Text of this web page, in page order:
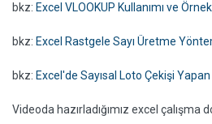
bkz: Excel VLOOKUP Kullanımı ve
bkz: Excel Rastgele Sayı Üretme
bkz: Excel'de Sayısal Loto Çekişi
Videoda hazırladığımız excel çalışma